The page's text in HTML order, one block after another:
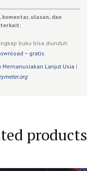
komentar, ulasan, dan
buku bisa diunduh
~ gratis.
Memanusiakan Lanjut Usia |
products